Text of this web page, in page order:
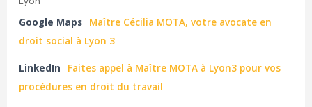
Google Maps
Maître Cécilia MOTA, votre avocate en
droit social à Lyon 3
LinkedIn
Faites appel à Maître MOTA à Lyon3 pour vos
procédures en droit du travail